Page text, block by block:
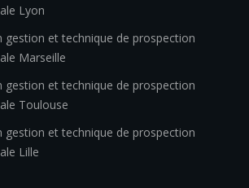
Lyon
gestion et technique de prospection
Marseille
gestion et technique de prospection
Toulouse
gestion et technique de prospection
Lille